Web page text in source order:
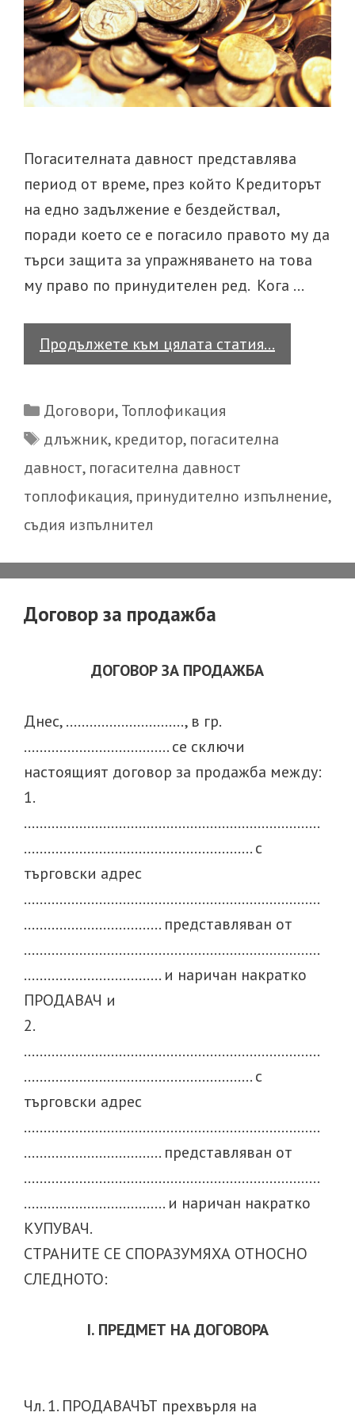
Погасителната давност представлява
период от време, през който Кредиторът
на едно задължение е бездействал,
поради което се е погасило правото му да
търси защита за упражняването на това
му право по принудителен ред. Кога …
Продължете към цялата статия…
давност
Categories
Договори,Топлофикация
Tags
длъжник, кредитор, погасителна
давност, погасителна давност
топлофикация, принудително изпълнение,
съдия изпълнител
Договор за продажба
ДОГОВОР ЗА ПРОДАЖБА
Днес, …………………………, в гр.
………………………………. се сключи
настоящият договор за продажба между:
1.
…………………………………………………………………
…………………………………………………. с
търговски адрес
…………………………………………………………………
…………………………….. представляван от
…………………………………………………………………
…………………………….. и наричан накратко
ПРОДАВАЧ и
2.
…………………………………………………………………
…………………………………………………. с
търговски адрес
…………………………………………………………………
…………………………….. представляван от
…………………………………………………………………
……………………………… и наричан накратко
КУПУВАЧ.
СТРАНИТЕ СЕ СПОРАЗУМЯХА ОТНОСНО
СЛЕДНОТО:
I. ПРЕДМЕТ НА ДОГОВОРА
Чл. 1. ПРОДАВАЧЪТ прехвърля на